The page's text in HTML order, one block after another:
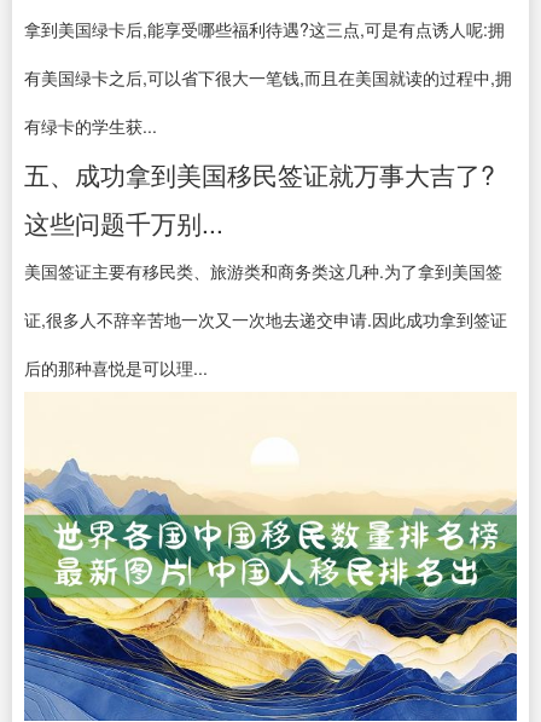
拿到美国绿卡后,能享受哪些福利待遇?这三点,可是有点诱人呢:拥
有美国绿卡之后,可以省下很大一笔钱,而且在美国就读的过程中,拥
有绿卡的学生获...
五、成功拿到美国移民签证就万事大吉了?
这些问题千万别...
美国签证主要有移民类、旅游类和商务类这几种.为了拿到美国签
证,很多人不辞辛苦地一次又一次地去递交申请.因此成功拿到签证
后的那种喜悦是可以理...